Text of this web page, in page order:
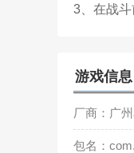
3、在战斗
游戏信息
厂商：广
包名：